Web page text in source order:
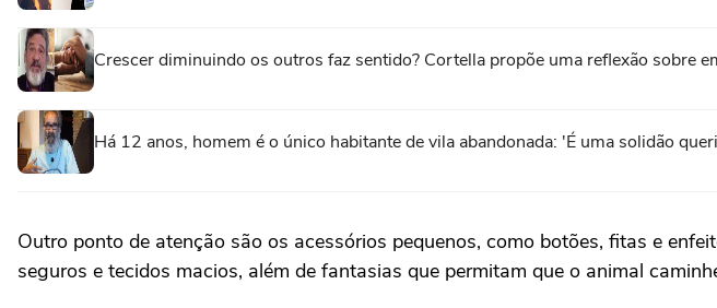
Crescer diminuindo os outros faz sentido? Cortella propõe uma reflexão sobre
Há 12 anos, homem é o único habitante de vila abandonada: 'É uma solidão
Outro ponto de atenção são os acessórios pequenos, como botões, fitas e
seguros e tecidos macios, além de fantasias que permitam que o animal